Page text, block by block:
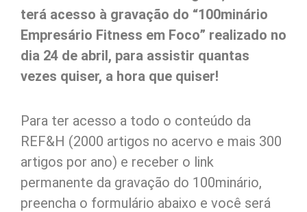
terá acesso à gravação do “100minário
Empresário Fitness em Foco” realizado no
dia 24 de abril, para assistir quantas
vezes quiser, a hora que quiser!
Para ter acesso a todo o conteúdo da
REF&H (2000 artigos no acervo e mais 300
artigos por ano) e receber o link
permanente da gravação do 100minário,
preencha o formulário abaixo e você será